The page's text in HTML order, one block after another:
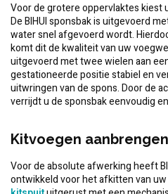
Voor de grotere oppervlaktes kiest
De BIHUI sponsbak is uitgevoerd
water snel afgevoerd wordt.
komt dit de kwaliteit van uw
uitgevoerd met twee wielen aan
gestationeerde positie stabiel en
uitwringen van de spons. Door de
verrijdt u de sponsbak eenvoudig
Kitvoegen
Voor de absolute afwerking heeft
ontwikkeld voor het afkitten van